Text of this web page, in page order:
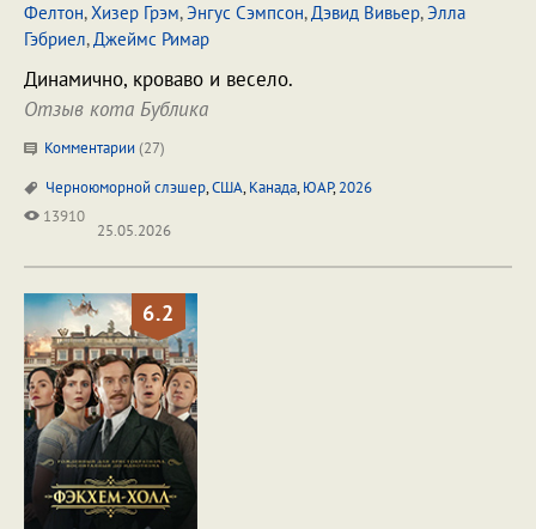
Фелтон,Хизер Грэм,Энгус Сэмпсон,Дэвид Вивьер,Элла
Гэбриел,Джеймс Римар
Динамично, кроваво и весело.
Отзыв кота Бублика
Комментарии (27)
Черноюморной слэшер,США,Канада,ЮАР,2026
13910
25.05.2026
6.2